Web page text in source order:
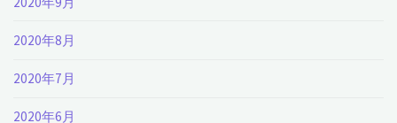
2020年8月
2020年7月
2020年6月